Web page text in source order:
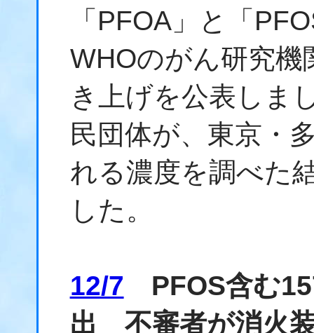
「PFOA」と「
WHOのがん研究
き上げを公表しま
民団体が、東京・
れる濃度を調べた
した。
12/7 PFOS含む
出 不審者が消火